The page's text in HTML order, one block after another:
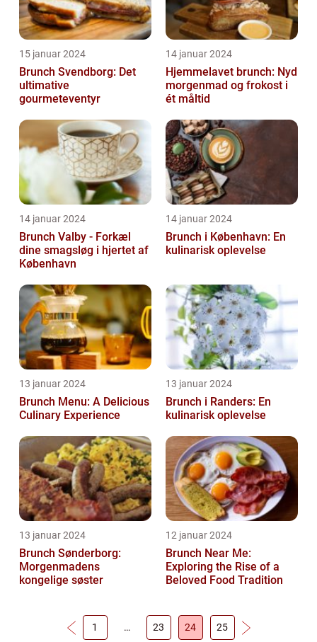
15 januar 2024
Brunch Svendborg: Det
ultimative
gourmeteventyr
14 januar 2024
Hjemmelavet brunch: Nyd
morgenmad og frokost i
ét måltid
14 januar 2024
Brunch Valby - Forkæl
dine smagsløg i hjertet af
København
14 januar 2024
Brunch i København: En
kulinarisk oplevelse
13 januar 2024
Brunch Menu: A Delicious
Culinary Experience
13 januar 2024
Brunch i Randers: En
kulinarisk oplevelse
13 januar 2024
Brunch Sønderborg:
Morgenmadens
kongelige søster
12 januar 2024
Brunch Near Me:
Exploring the Rise of a
Beloved Food Tradition
1 … 23 24 25